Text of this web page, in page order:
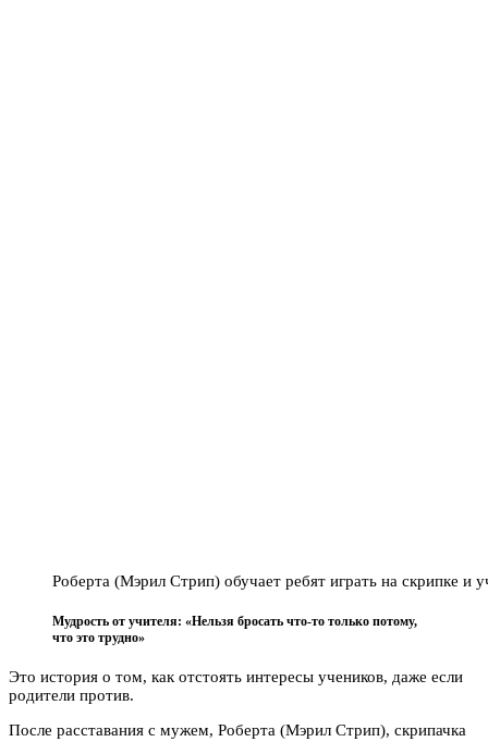
Роберта (Мэрил Стрип) обучает ребят играть на скрипке и
Мудрость от учителя: «Нельзя бросать что-то только потому,
что это трудно»
Это история о том, как отстоять интересы учеников, даже если
родители против.
После расставания с мужем, Роберта (Мэрил Стрип), скрипачка